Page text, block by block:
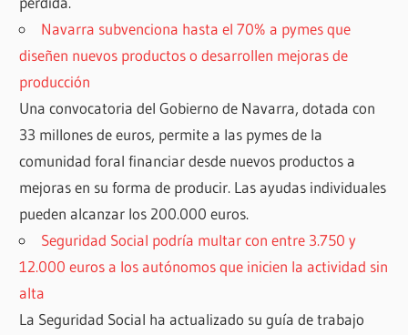
Navarra subvenciona hasta el 70% a pymes que
diseñen nuevos productos o desarrollen mejoras de
producción
Una convocatoria del Gobierno de Navarra, dotada con
33 millones de euros, permite a las pymes de la
comunidad foral financiar desde nuevos productos a
mejoras en su forma de producir. Las ayudas individuales
pueden alcanzar los 200.000 euros.
Seguridad Social podría multar con entre 3.750 y
12.000 euros a los autónomos que inicien la actividad sin
alta
La Seguridad Social ha actualizado su guía de trabajo